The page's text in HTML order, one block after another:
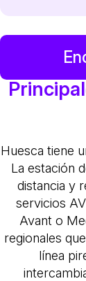
Huesca tiene
La estación
distancia y
servicios
Avant o
regionales
línea